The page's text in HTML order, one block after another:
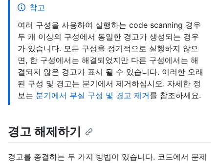
참고
여러 구성을 사용하여 실행하는 code scanning 경우
두 개 이상의 구성에서 동일한 경고가 생성되는 경우
가 있습니다. 모든 구성을 정기적으로 실행하지 않으
면, 한 구성에서는 해결되었지만 다른 구성에서는 해
결되지 않은 경고가 표시 될 수 있습니다. 이러한 오래
된 구성 및 경고는 분기에서 제거하십시오. 자세한 정
보는 분기에서 부실 구성 및 경고 제거를 참조하세요.
경고 해제하기
경고를 종결하는 두 가지 방법이 있습니다. 코드에서 문제